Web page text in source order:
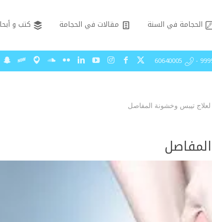
الحجامة في السنة مقالات في الحجامة كتب و
لعلاج تيبس وخشونة المفاصل